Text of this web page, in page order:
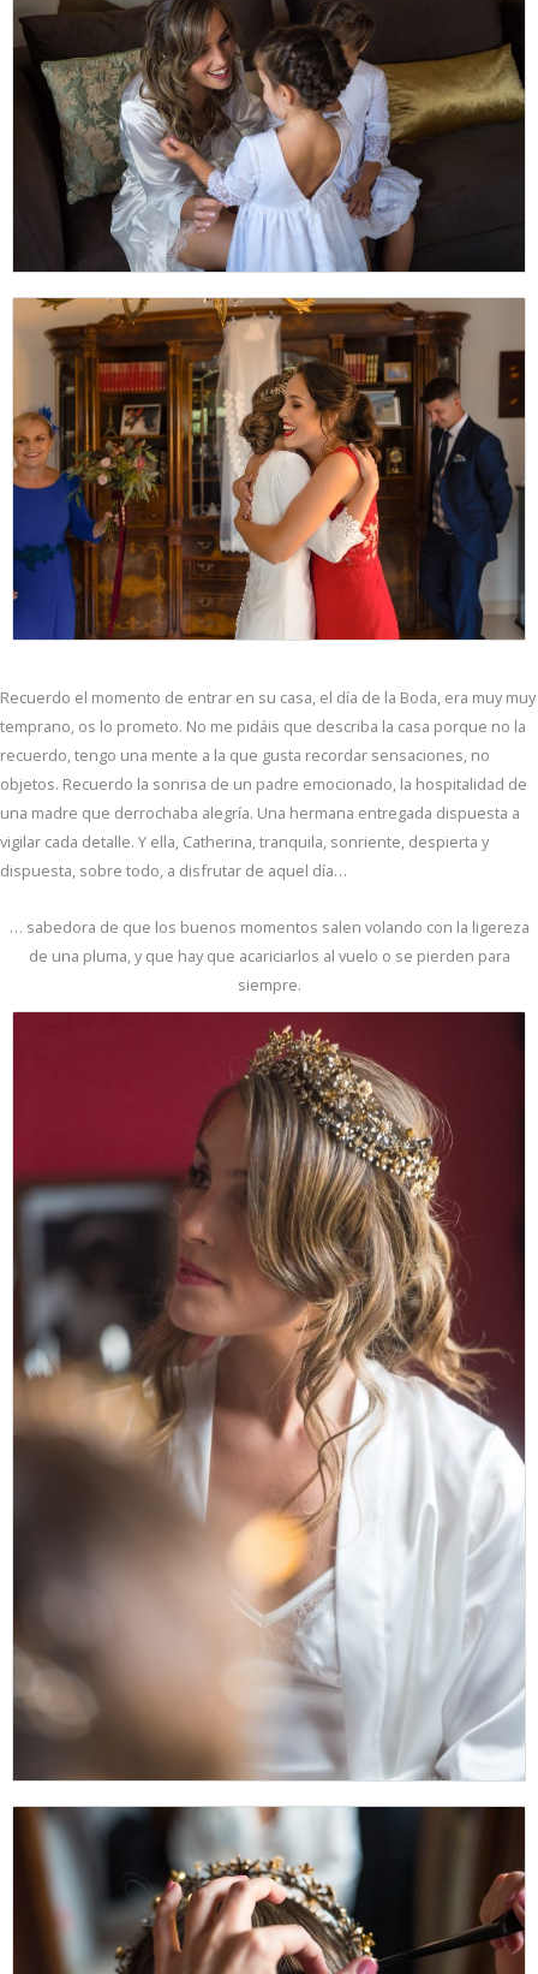
Recuerdo el momento de entrar en su casa, el día de la Boda, era muy muy
temprano, os lo prometo. No me pidáis que describa la casa porque no la
recuerdo, tengo una mente a la que gusta recordar sensaciones, no
objetos. Recuerdo la sonrisa de un padre emocionado, la hospitalidad de
una madre que derrochaba alegría. Una hermana entregada dispuesta a
vigilar cada detalle. Y ella, Catherina, tranquila, sonriente, despierta y
dispuesta, sobre todo, a disfrutar de aquel día…
… sabedora de que los buenos momentos salen volando con la ligereza
de una pluma, y que hay que acariciarlos al vuelo o se pierden para
siempre.